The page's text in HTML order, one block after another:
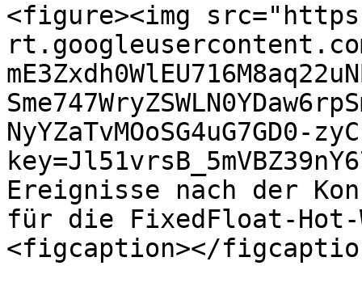
<figure><img
NyYZaTvMOoSG4uG7GD0-
Ereignisse nach der
für die FixedFloat-Hot-
<figcaption></